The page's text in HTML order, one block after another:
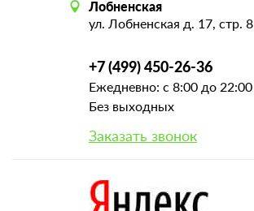
Лобненская
ул. Лобненская д. 17, стр. 8
+7 (499) 450-26-36
Ежедневно: с 8:00 до 22:00
Без выходных
Заказать звонок